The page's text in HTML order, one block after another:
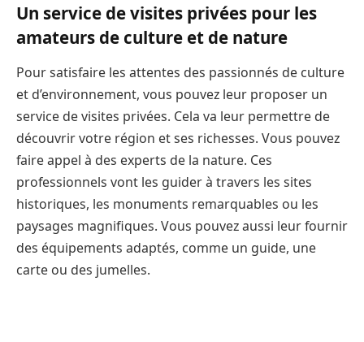
Un service de visites privées pour les
amateurs de culture et de nature
Pour satisfaire les attentes des passionnés de culture
et d’environnement, vous pouvez leur proposer un
service de visites privées. Cela va leur permettre de
découvrir votre région et ses richesses. Vous pouvez
faire appel à des experts de la nature. Ces
professionnels vont les guider à travers les sites
historiques, les monuments remarquables ou les
paysages magnifiques. Vous pouvez aussi leur fournir
des équipements adaptés, comme un guide, une
carte ou des jumelles.